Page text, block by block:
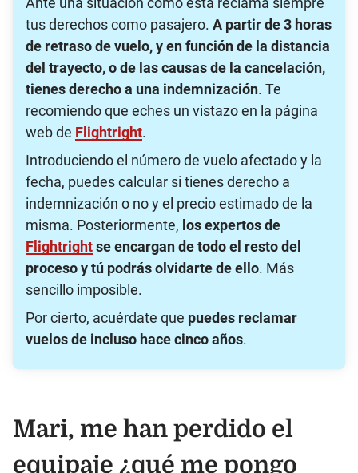
tus derechos como pasajero. A partir de 3 horas
de retraso de vuelo, y en función de la distancia
del trayecto, o de las causas de la cancelación,
tienes derecho a una indemnización. Te
recomiendo que eches un vistazo en la página
web de Flightright.
Introduciendo el número de vuelo afectado y la
fecha, puedes calcular si tienes derecho a
indemnización o no y el precio estimado de la
misma. Posteriormente, los expertos de
Flightrightse encargan de todo el resto del
proceso y tú podrás olvidarte de ello. Más
sencillo imposible.
Por cierto, acuérdate que puedes reclamar
vuelos de incluso hace cinco años.
Mari, me han perdido el
equipaje ¿qué me pongo